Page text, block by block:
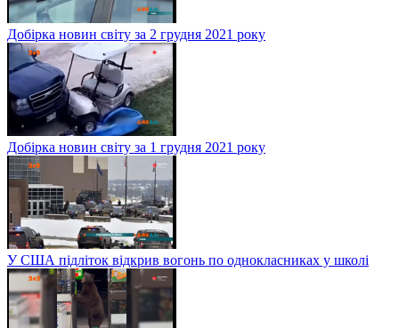
Добірка новин світу за 2 грудня 2021 року
Добірка новин світу за 1 грудня 2021 року
У США підліток відкрив вогонь по однокласниках у школі